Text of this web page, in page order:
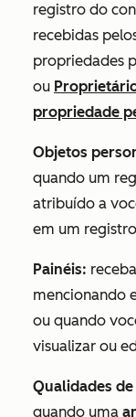
registro do
recebidas
propriedades
ou
propriedade
Objetos
quando um
atribuído a
em um
Painéis:
mencionando
ou quando
visualizar ou
Qualidades
quando uma